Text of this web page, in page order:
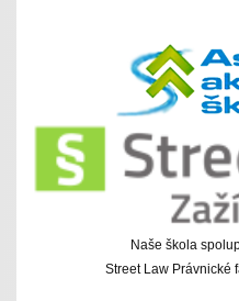
Naše škola
Street Law Právnické